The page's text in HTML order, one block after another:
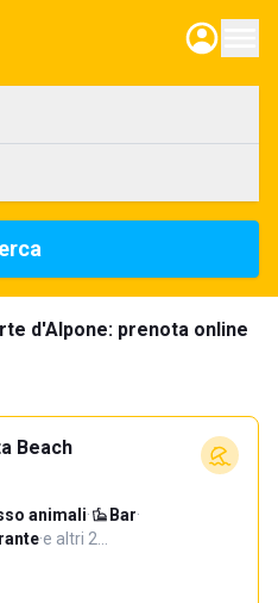
d'Alpone: prenota online
Beach
animali· Bar·
·e altri 2…